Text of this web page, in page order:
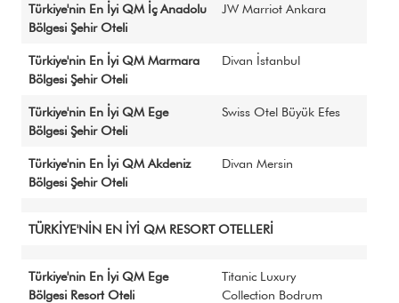
Türkiye'nin En İyi QM İç Anadolu
Bölgesi Şehir Oteli
JW Marriot Ankara
Türkiye'nin En İyi QM Marmara
Bölgesi Şehir Oteli
Divan İstanbul
Türkiye'nin En İyi QM Ege
Bölgesi Şehir Oteli
Swiss Otel Büyük Efes
Türkiye'nin En İyi QM Akdeniz
Bölgesi Şehir Oteli
Divan Mersin
TÜRKİYE'NİN EN İYİ QM RESORT OTELLERİ
Türkiye'nin En İyi QM Ege
Bölgesi Resort Oteli
Titanic Luxury
Collection Bodrum